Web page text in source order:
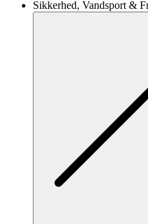
Sikkerhed, Vandsport &